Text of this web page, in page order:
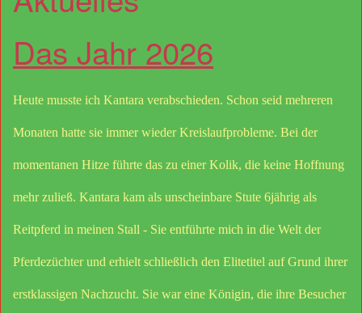
Das Jahr 2026
Heute musste ich Kantara verabschieden. Schon seid mehreren
Monaten hatte sie immer wieder Kreislaufprobleme. Bei der
momentanen Hitze führte das zu einer Kolik, die keine Hoffnung
mehr zuließ. Kantara kam als unscheinbare Stute 6jährig als
Reitpferd in meinen Stall - Sie entführte mich in die Welt der
Pferdezüchter und erhielt schließlich den Elitetitel auf Grund ihrer
erstklassigen Nachzucht. Sie war eine Königin, die ihre Besucher